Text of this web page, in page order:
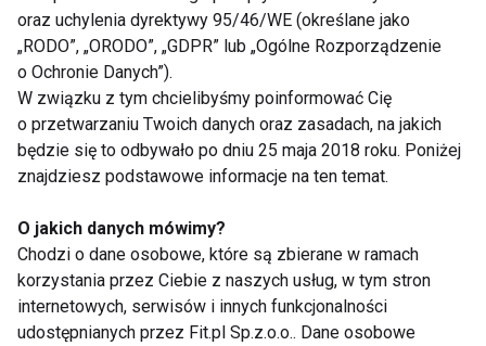
odkrycie ma szansę pomóc w opracowaniu terapii
dla osób cierpiących na rozmaite fobie i stany
lękowe
www.fit.pl
LECZENIE MÓZG
CIEKAWOSTKI METODY FIT LIGHT
oraz uchylenia dyrektywy 95/46/WE (określane jako
„RODO”, „ORODO”, „GDPR” lub „Ogólne Rozporządzenie
o Ochronie Danych”).
W związku z tym chcielibyśmy poinformować Cię
o przetwarzaniu Twoich danych oraz zasadach, na jakich
będzie się to odbywało po dniu 25 maja 2018 roku. Poniżej
znajdziesz podstawowe informacje na ten temat.
O jakich danych mówimy?
Chodzi o dane osobowe, które są zbierane w ramach
korzystania przez Ciebie z naszych usług, w tym stron
internetowych, serwisów i innych funkcjonalności
udostępnianych przez Fit.pl Sp.z.o.o.. Dane osobowe